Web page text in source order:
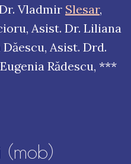
Vladmir Slesar,
Asist. Dr. Liliana
Asist. Drd.
Rădescu, ***
(mob)